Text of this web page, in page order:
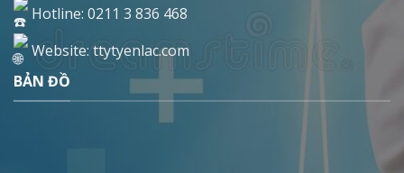
Hotline: 0211 3 836 468
Website: ttytyenlac.com
BẢN ĐỒ